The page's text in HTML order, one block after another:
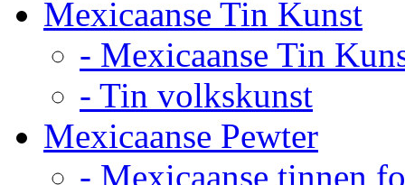
Mexicaanse Tin Kunst
- Mexicaanse Tin
- Tin volkskunst
Mexicaanse Pewter
- Mexicaanse tinnen